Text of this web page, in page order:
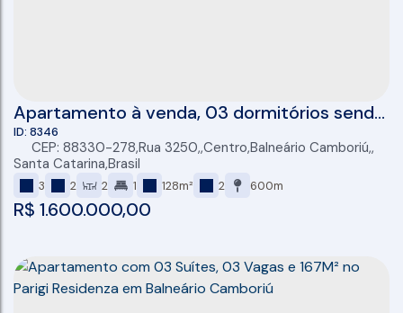
Apartamento à venda, 03 dormitórios sendo
01 suíte, 87 m2, 02 vagas, Centro, Balneário
Camboriú
R$ 1.600.000,00
8346
CEP: 88330-278,Rua 3250 ,Centro,Balneário Camboriú ,
Santa Catarina,Brasil
3 2 2 1 128m² 2 600m